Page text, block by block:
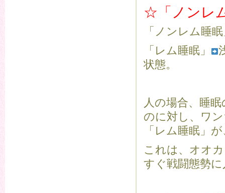
☆「ノンレ
「ノンレム睡
「レム睡眠」
状態。
人の場合、睡
のに対し、ワ
「レム睡眠」
これは、オオ
すぐ戦闘態勢